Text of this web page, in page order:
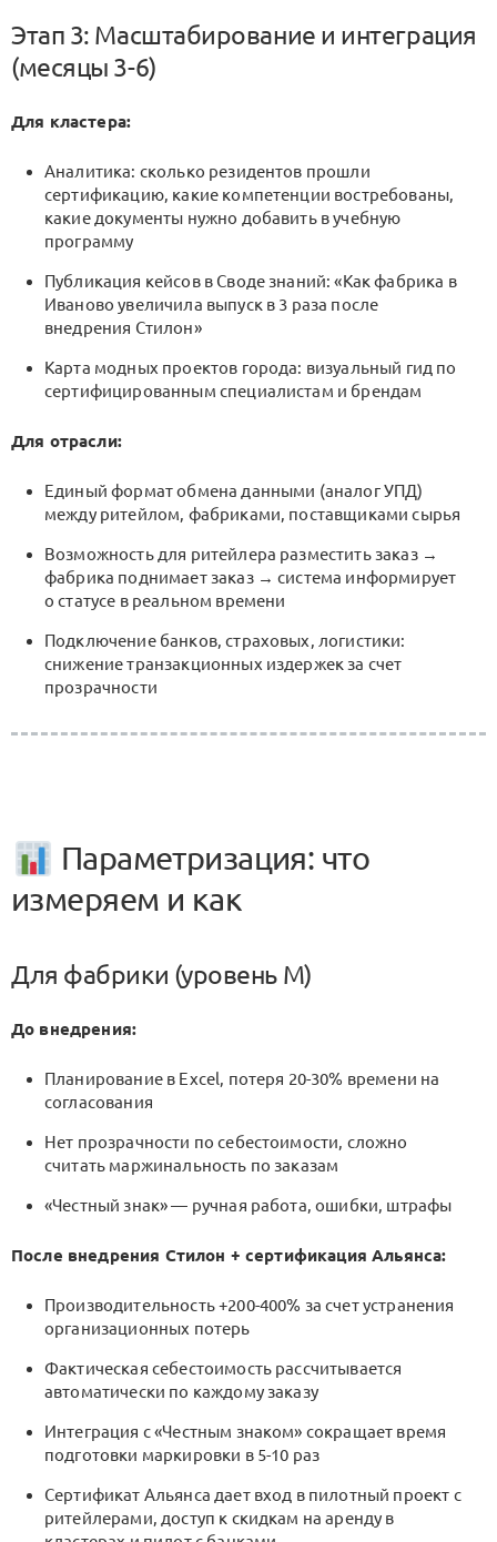
Этап 3: Масштабирование и интеграция
(месяцы 3-6)
Для кластера:
Аналитика: сколько резидентов прошли
сертификацию, какие компетенции востребованы,
какие документы нужно добавить в учебную
программу
Публикация кейсов в Своде знаний: «Как фабрика в
Иваново увеличила выпуск в 3 раза после
внедрения Стилон»
Карта модных проектов города: визуальный гид по
сертифицированным специалистам и брендам
Для отрасли:
Единый формат обмена данными (аналог УПД)
между ритейлом, фабриками, поставщиками сырья
Возможность для ритейлера разместить заказ →
фабрика поднимает заказ → система информирует
о статусе в реальном времени
Подключение банков, страховых, логистики:
снижение транзакционных издержек за счет
прозрачности
Параметризация: что
измеряем и как
Для фабрики (уровень M)
До внедрения:
Планирование в Excel, потеря 20-30% времени на
согласования
Нет прозрачности по себестоимости, сложно
считать маржинальность по заказам
«Честный знак» — ручная работа, ошибки, штрафы
После внедрения Стилон + сертификация Альянса:
Производительность +200-400% за счет устранения
организационных потерь
Фактическая себестоимость рассчитывается
автоматически по каждому заказу
Интеграция с «Честным знаком» сокращает время
подготовки маркировки в 5-10 раз
Сертификат Альянса дает вход в пилотный проект с
ритейлерами, доступ к скидкам на аренду в